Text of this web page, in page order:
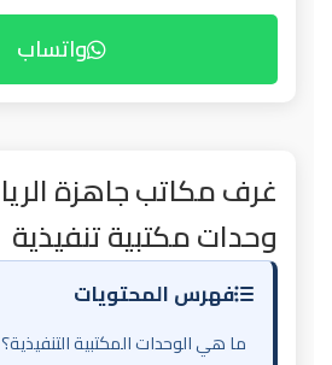
واتساب
وحدات مكتبية تنفيذية
فهرس المحتويات
ما هي الوحدات المكتبية التنفيذية؟